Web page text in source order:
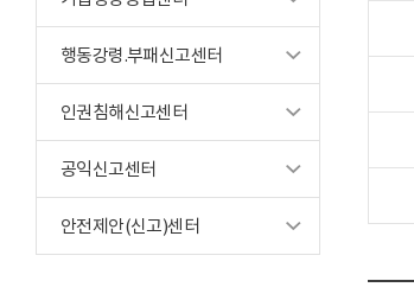
행동강령.부패신고센터
인권침해신고센터
공익신고센터
안전제안(신고)센터